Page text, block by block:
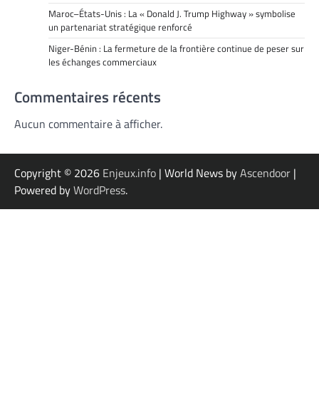
Maroc–États-Unis : La « Donald J. Trump Highway » symbolise
un partenariat stratégique renforcé
Niger-Bénin : La fermeture de la frontière continue de peser sur
les échanges commerciaux
Commentaires récents
Aucun commentaire à afficher.
Copyright © 2026 Enjeux.info | World News byAscendoor |
Powered byWordPress.